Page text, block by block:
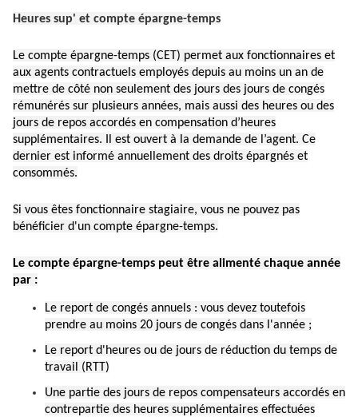
Heures sup' et compte épargne-temps
Le compte épargne-temps (CET) permet aux fonctionnaires et
aux agents contractuels employés depuis au moins un an de
mettre de côté non seulement des jours des jours de congés
rémunérés sur plusieurs années, mais aussi des heures ou des
jours de repos accordés en compensation d’heures
supplémentaires. Il est ouvert à la demande de l’agent. Ce
dernier est informé annuellement des droits épargnés et
consommés.
Si vous êtes fonctionnaire stagiaire, vous ne pouvez pas
bénéficier d'un compte épargne-temps.
Le compte épargne-temps peut être alimenté chaque année
par :
Le report de congés annuels : vous devez toutefois
prendre au moins 20 jours de congés dans l'année ;
Le report d'heures ou de jours de réduction du temps de
travail (RTT)
Une partie des jours de repos compensateurs accordés en
contrepartie des heures supplémentaires effectuées